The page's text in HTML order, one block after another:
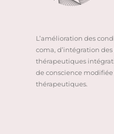
L’amélioration des
coma, d’intégration
thérapeutiques
de conscience
thérapeutiques.